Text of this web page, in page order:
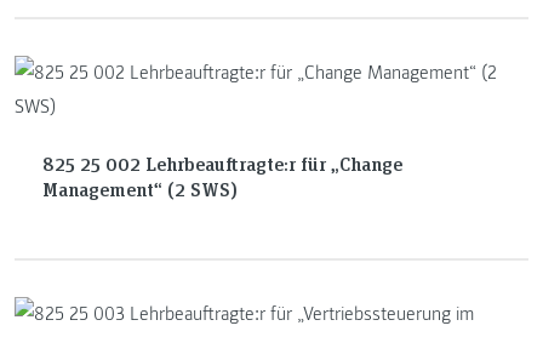
825 25 002 Lehrbeauftragte:r für „Change
Management“ (2 SWS)